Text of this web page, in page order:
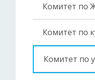
Комитет по
Комитет по
Комитет по